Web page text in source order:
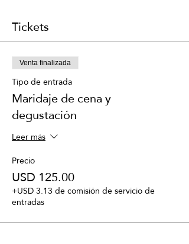
Tickets
Venta finalizada
Tipo de entrada
Maridaje de cena y
degustación
Leer más
Precio
USD 125.00
+USD 3.13 de comisión de servicio de
entradas